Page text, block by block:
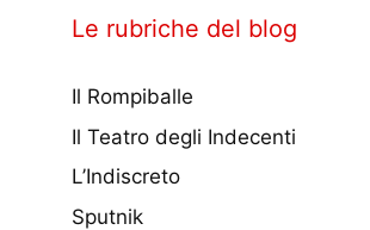
Le rubriche del blog
Il Rompiballe
Il Teatro degli Indecenti
L’Indiscreto
Sputnik